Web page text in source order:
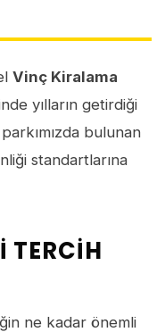
Vinç Kiralama
yılların getirdiği
bulunan
standartlarına
TERCIH
ne kadar önemli